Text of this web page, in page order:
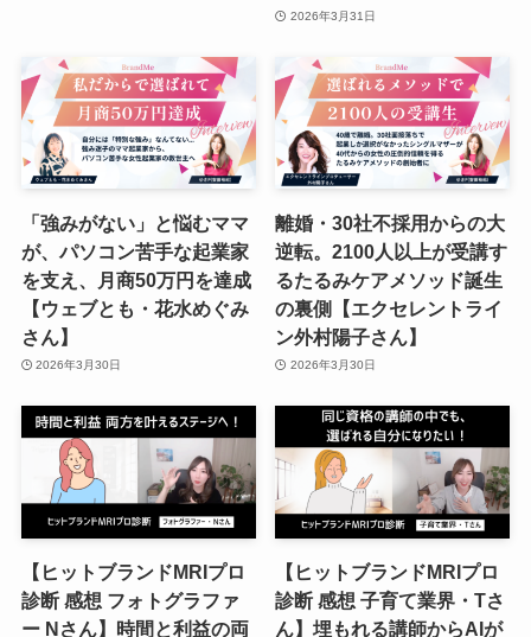
2026年3月31日
「強みがない」と悩むママ
が、パソコン苦手な起業家
を支え、月商50万円を達成
【ウェブとも・花水めぐみ
さん】
2026年3月30日
離婚・30社不採用からの大
逆転。2100人以上が受講す
るたるみケアメソッド誕生
の裏側【エクセレントライ
ン外村陽子さん】
2026年3月30日
【ヒットブランドMRIプロ
診断 感想 フォトグラファ
ー Nさん】時間と利益の両
【ヒットブランドMRIプロ
診断 感想 子育て業界・Tさ
ん】埋もれる講師からAIが